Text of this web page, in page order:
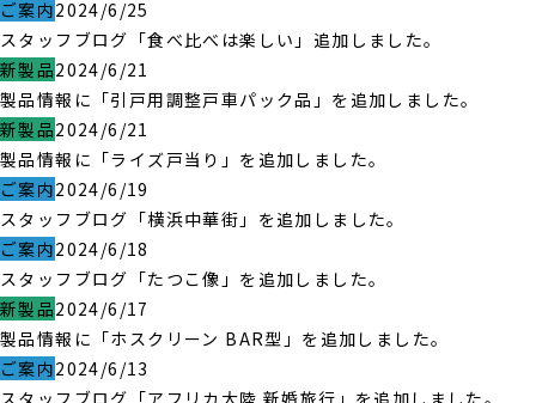
ご案内2024/6/25
スタッフブログ「食べ比べは楽しい」追加しました。
新製品2024/6/21
製品情報に「引戸用調整戸車パック品」を追加しました。
新製品2024/6/21
製品情報に「ライズ戸当り」を追加しました。
ご案内2024/6/19
スタッフブログ「横浜中華街」を追加しました。
ご案内2024/6/18
スタッフブログ「たつこ像」を追加しました。
新製品2024/6/17
製品情報に「ホスクリーン BAR型」を追加しました。
ご案内2024/6/13
スタッフブログ「アフリカ大陸 新婚旅行」を追加しました。